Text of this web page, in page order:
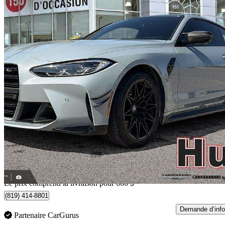
2023 BMW M4
Competition xDrive Coupe AWD27 000 km
92 663 $ Bonne
1 625 $/mois env.
Livraison à domicile de Gatineau, QC
Le prix comprend la livraison pour 666 $
(819) 414-8801
Partenaire CarGurus
Demande d’info